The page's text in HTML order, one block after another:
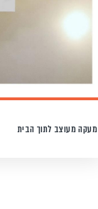
מעקה מעוצב לתוך הבית